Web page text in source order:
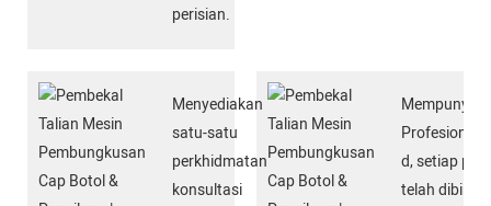
perisian.
Menyediakan
satu-satu
perkhidmatan
konsultasi
Mempunyai
d, setiap
telah